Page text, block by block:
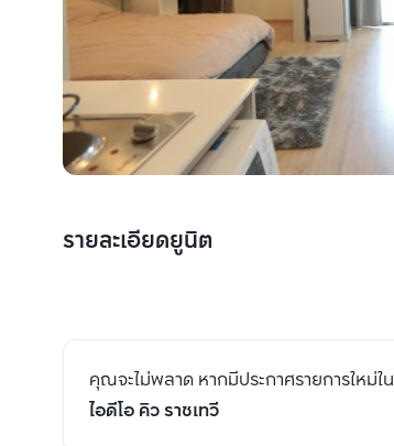
รายละเอียดยูนิต
คุณจะไม่พลาด หากมีประกาศรายการใหม่ใน
ไอดีโอ คิว ราชเทวี